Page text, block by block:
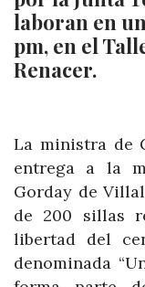
laboran en
pm, en el
Renacer.
La ministra de
entrega a la
Gorday de
de 200 sillas
libertad del
denominada